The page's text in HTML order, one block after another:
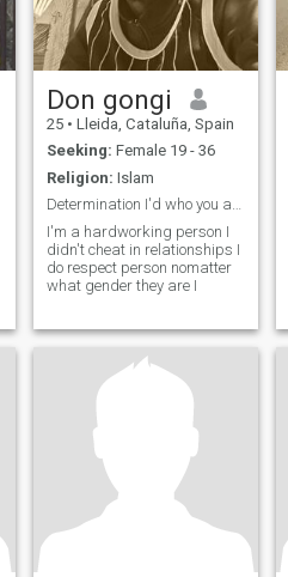
Don gongi
25 • Lleida, Cataluña, Spain
Seeking: Female 19 - 36
Religion: Islam
Determination I'd who you are
I'm a hardworking person I
didn't cheat in relationships I
do respect person nomatter
what gender they are I